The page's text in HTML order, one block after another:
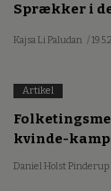
Sprækker i
Kajsa Li Paludan /
Artikel
kvinde-
Daniel Holst Pinderup